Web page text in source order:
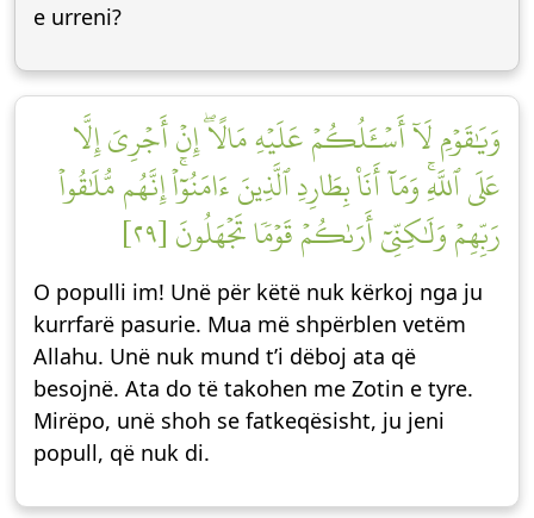
e urreni?
وَيَٰقَوۡمِ لَآ أَسۡـَٔلُكُمۡ عَلَيۡهِ مَالًاۖ إِنۡ أَجۡرِيَ إِلَّا
عَلَى ٱللَّهِۚ وَمَآ أَنَا۠ بِطَارِدِ ٱلَّذِينَ ءَامَنُوٓاْۚ إِنَّهُم مُّلَٰقُواْ
رَبِّهِمۡ وَلَٰكِنِّيٓ أَرَىٰكُمۡ قَوۡمٗا تَجۡهَلُونَ [٢٩]
O populli im! Unë për këtë nuk kërkoj nga ju
kurrfarë pasurie. Mua më shpërblen vetëm
Allahu. Unë nuk mund t’i dëboj ata që
besojnë. Ata do të takohen me Zotin e tyre.
Mirëpo, unë shoh se fatkeqësisht, ju jeni
popull, që nuk di.